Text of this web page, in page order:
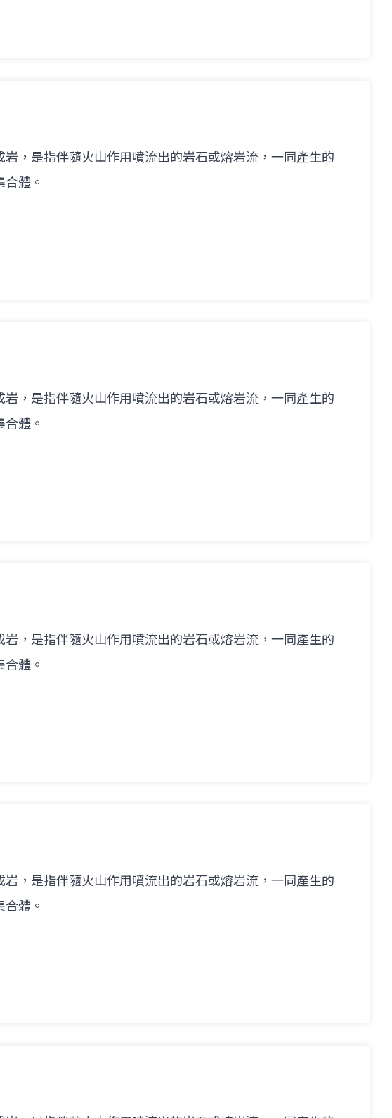
岩，是指伴隨火山作用噴流出的岩石或熔岩流，一同產生的
體。
岩，是指伴隨火山作用噴流出的岩石或熔岩流，一同產生的
體。
岩，是指伴隨火山作用噴流出的岩石或熔岩流，一同產生的
體。
岩，是指伴隨火山作用噴流出的岩石或熔岩流，一同產生的
體。